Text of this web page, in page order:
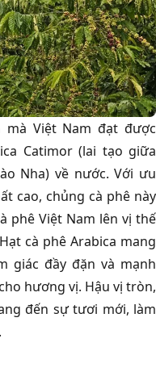
mà Việt Nam đạt được
Catimor (lai tạo giữa
Nha) về nước. Với ưu
cao, chủng cà phê này
phê Việt Nam lên vị thế
Hạt cà phê Arabica mang
giác đầy đặn và mạnh
hương vị. Hậu vị tròn,
đến sự tươi mới, làm